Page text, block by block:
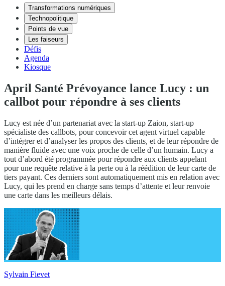
Transformations numériques
Technopolitique
Points de vue
Les faiseurs
Défis
Agenda
Kiosque
April Santé Prévoyance lance Lucy : un
callbot pour répondre à ses clients
Lucy est née d’un partenariat avec la start-up Zaion, start-up
spécialiste des callbots, pour concevoir cet agent virtuel capable
d’intégrer et d’analyser les propos des clients, et de leur répondre de
manière fluide avec une voix proche de celle d’un humain. Lucy a
tout d’abord été programmée pour répondre aux clients appelant
pour une requête relative à la perte ou à la réédition de leur carte de
tiers payant. Ces derniers sont automatiquement mis en relation avec
Lucy, qui les prend en charge sans temps d’attente et leur renvoie
une carte dans les meilleurs délais.
Sylvain Fievet